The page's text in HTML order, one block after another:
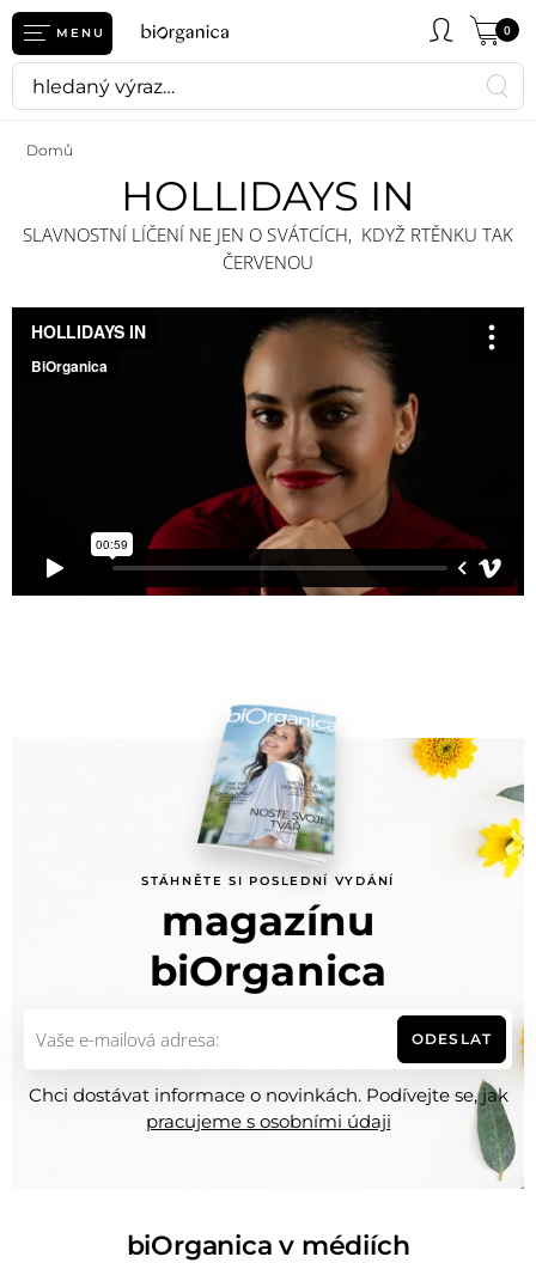
MENU 0
Domů
HOLLIDAYS IN
SLAVNOSTNÍ LÍČENÍ NE JEN O SVÁTCÍCH, KDYŽ RTĚNKU TAK
ČERVENOU
STÁHNĚTE SI POSLEDNÍ VYDÁNÍ
magazínu
biOrganica
ODESLAT
Chci dostávat informace o novinkách. Podívejte se, jak
pracujeme s osobními údaji
biOrganica v médiích